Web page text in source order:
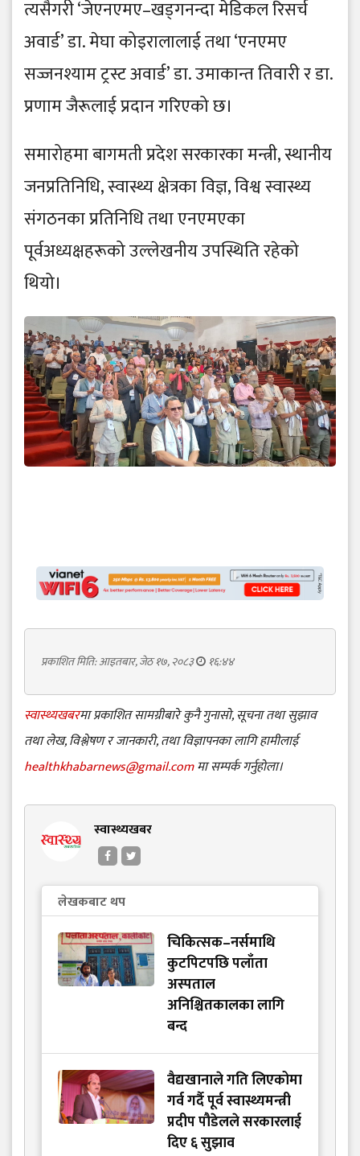
त्यसैगरी ‘जेएनएमए–खड्गनन्दा मेडिकल रिसर्च
अवार्ड’ डा. मेघा कोइरालालाई तथा ‘एनएमए
सज्जनश्याम ट्रस्ट अवार्ड’ डा. उमाकान्त तिवारी र डा.
प्रणाम जैरूलाई प्रदान गरिएको छ।
समारोहमा बागमती प्रदेश सरकारका मन्त्री, स्थानीय
जनप्रतिनिधि, स्वास्थ्य क्षेत्रका विज्ञ, विश्व स्वास्थ्य
संगठनका प्रतिनिधि तथा एनएमएका
पूर्वअध्यक्षहरूको उल्लेखनीय उपस्थिति रहेको
थियो।
प्रकाशित मिति: आइतबार, जेठ १७, २०८३ १६:४४
स्वास्थ्यखबरमा प्रकाशित सामग्रीबारे कुनै गुनासो, सूचना तथा सुझाव
तथा लेख, विश्लेषण र जानकारी, तथा विज्ञापनका लागि हामीलाई
healthkhabarnews@gmail.comमा सम्पर्क गर्नुहोला।
स्वास्थ्यखबर
लेखकबाट थप
चिकित्सक–नर्समाथि
कुटपिटपछि पलाँता
अस्पताल
अनिश्चितकालका लागि
बन्द
वैद्यखानाले गति लिएकोमा
गर्व गर्दै पूर्व स्वास्थ्यमन्त्री
प्रदीप पौडेलले सरकारलाई
दिए ६ सुझाव